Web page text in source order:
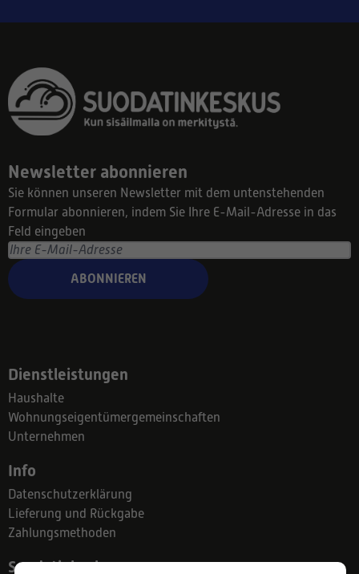
Newsletter abonnieren
Sie können unseren Newsletter mit dem untenstehenden
Formular abonnieren, indem Sie Ihre E-Mail-Adresse in das
Feld eingeben
ABONNIEREN
Dienstleistungen
Haushalte
Wohnungseigentümergemeinschaften
Unternehmen
Info
Datenschutzerklärung
Lieferung und Rückgabe
Zahlungsmethoden
Suodatinkeskus